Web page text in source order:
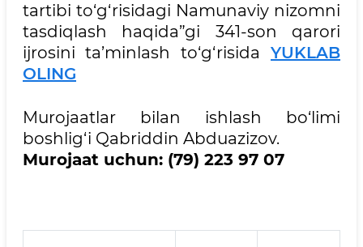
tartibi to‘g‘risidagi Namunaviy nizomni
tasdiqlash haqida”gi 341-son qarori
ijrosini ta’minlash to‘g‘risida
YUKLAB
OLING
Murojaatlar bilan ishlash bo‘limi
boshlig‘i Qabriddin Abduazizov.
Murojaat uchun: (79) 223 97 07